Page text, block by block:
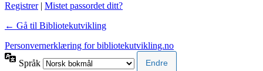
Registrer| Mistet passordet ditt?
← Gå til Bibliotekutvikling
Personvernerklæring for bibliotekutvikling.no
Språk